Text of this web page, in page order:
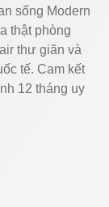
sống Modern
thật phòng
thư giãn và
tế. Cam kết
12 tháng uy